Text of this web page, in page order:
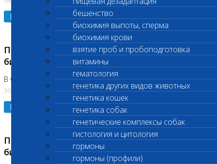
бешенство
биохимия выпоты, сперма
биохимия крови
взятие проб и пробоподготовка
витамины
гематология
генетика других видов животных
генетика кошек
генетика собак
генетические комплексы собак
гистология и цитология
гормоны
гормоны (профили)
Подробнее
Приостановлено выполнение срочных
биохимических исследований
В Сколково. Код (123,309,310)
30.07.2026
Подробнее
Приостановлено выполнение срочных
биохимических исследований